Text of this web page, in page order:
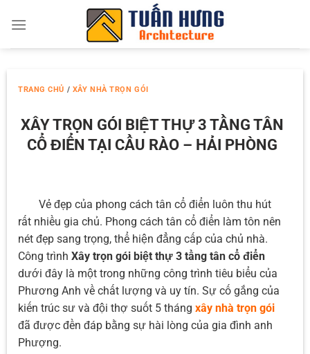
TRANG CHỦ / XÂY NHÀ TRỌN GÓI
XÂY TRỌN GÓI BIỆT THỰ 3 TẦNG TÂN
CỔ ĐIỂN TẠI CẦU RÀO – HẢI PHÒNG
Vẻ đẹp của phong cách tân cổ điển luôn thu hút
rất nhiều gia chủ. Phong cách tân cổ điển làm tôn nên
nét đẹp sang trọng, thể hiện đẳng cấp của chủ nhà.
Công trình Xây trọn gói biệt thự 3 tầng tân cổ điển
dưới đây là một trong những công trình tiêu biểu của
Phương Anh về chất lượng và uy tín. Sự cố gắng của
kiến trúc sư và đội thợ suốt 5 tháng xây nhà trọn gói
đã được đền đáp bằng sự hài lòng của gia đình anh
Phượng.